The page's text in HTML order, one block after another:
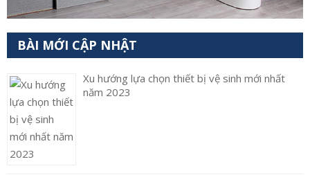
BÀI MỚI CẬP NHẬT
Xu hướng lựa chọn thiết bị vệ sinh mới nhất
năm 2023